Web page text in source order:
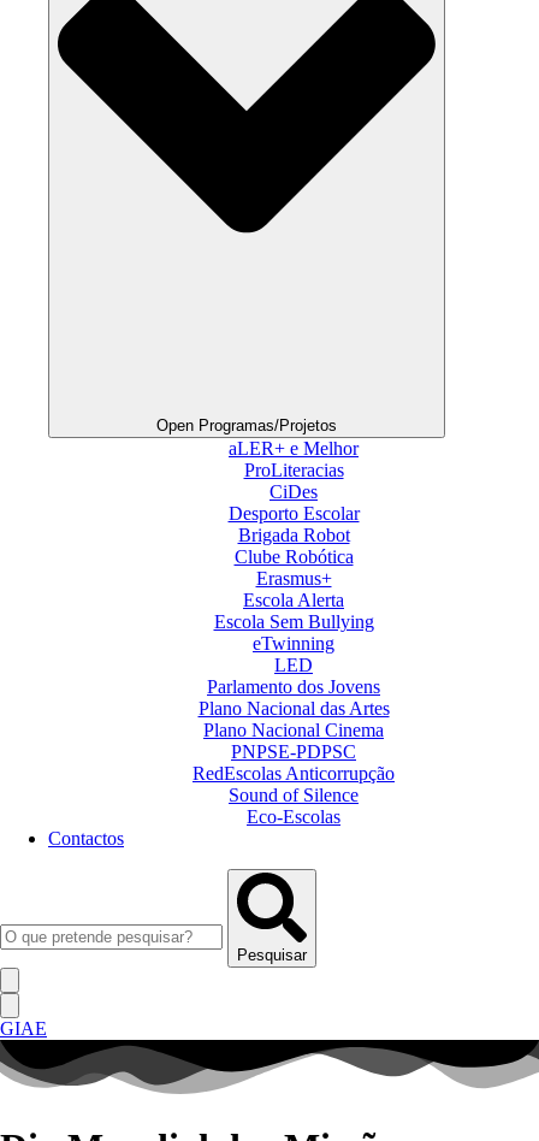
Open Programas/Projetos
aLER+ e Melhor
ProLiteracias
CiDes
Desporto Escolar
Brigada Robot
Clube Robótica
Erasmus+
Escola Alerta
Escola Sem Bullying
eTwinning
LED
Parlamento dos Jovens
Plano Nacional das Artes
Plano Nacional Cinema
PNPSE-PDPSC
RedEscolas Anticorrupção
Sound of Silence
Eco-Escolas
Contactos
Pesquisar
GIAE